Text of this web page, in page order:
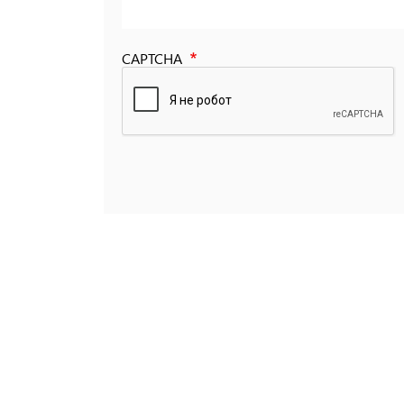
CAPTCHA